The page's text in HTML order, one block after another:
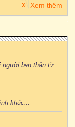
Xem thêm
người bạn thân từ
khúc...